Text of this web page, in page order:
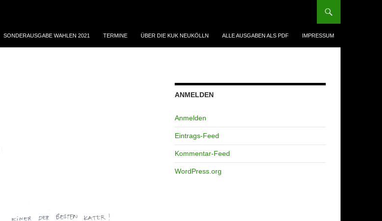
SONDERAUSGABE WAHLEN 2021 TERMINE ÜBER DIE KUK NEUKÖLLN ALLE AUSGABEN ALS PDF IMPRESSUM
ANMELDEN
Anmelden
Eintrags-Feed
Kommentar-Feed
WordPress.org